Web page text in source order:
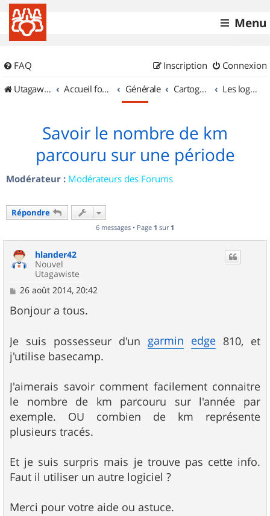
Menu
FAQ Connexion
Inscription
UtagawaVTT (Randos VTT et VTTAE avec traces GPS)
Accueil forum Générale Cartographie et GPS Les logiciels
Savoir le nombre de km
parcouru sur une période
Modérateur : Modérateurs des Forums
Répondre
6 messages • Page 1 sur 1
hlander42
Nouvel
Utagawiste
M
s
s
g
e
26 août 2014, 20:42
Bonjour a tous.
Je suis possesseur d'un garmin edge 810, et
j'utilise basecamp.
J'aimerais savoir comment facilement connaitre
le nombre de km parcouru sur l'année par
exemple. OU combien de km représente
plusieurs tracés.
Et je suis surpris mais je trouve pas cette info.
Faut il utiliser un autre logiciel ?
Merci pour votre aide ou astuce.